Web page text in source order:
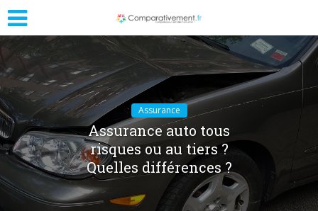
Assurance
Assurance auto tous
risques ou au tiers ?
Quelles différences ?